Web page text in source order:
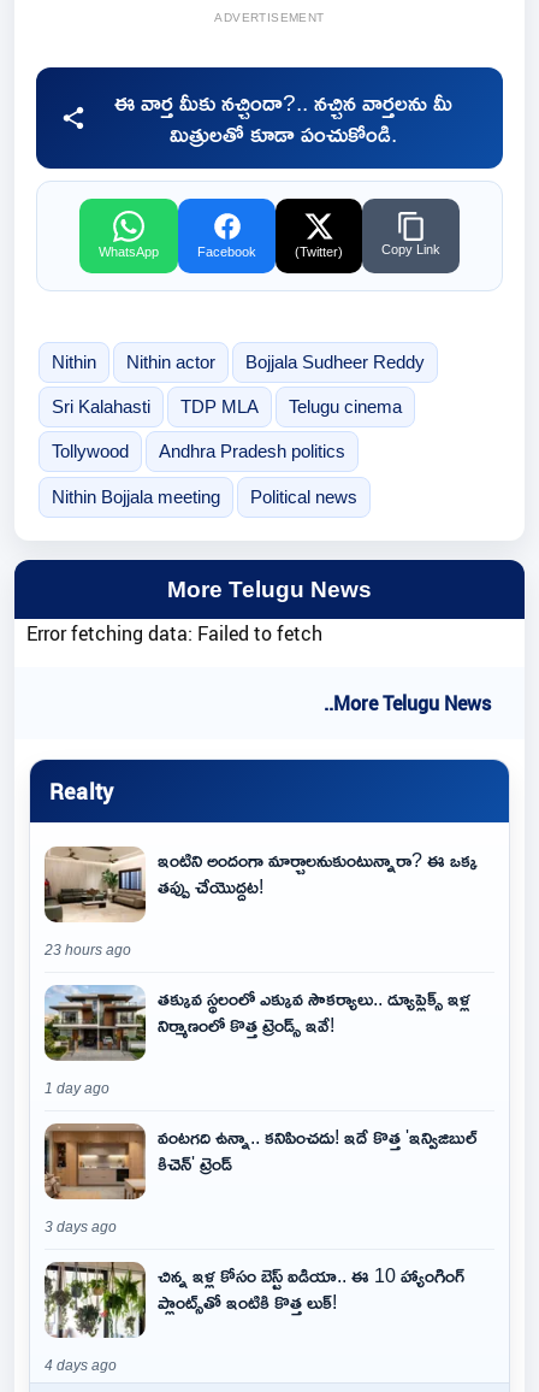
ADVERTISEMENT
ఈ వార్త మీకు నచ్చిందా?.. నచ్చిన వార్తలను మీ
మిత్రులతో కూడా పంచుకోండి.
WhatsApp Facebook (Twitter) Copy Link
Nithin Nithin actor Bojjala Sudheer Reddy
Sri Kalahasti TDP MLA Telugu cinema
Tollywood Andhra Pradesh politics
Nithin Bojjala meeting Political news
More Telugu News
Error fetching data: Failed to fetch
..More Telugu News
Realty
ఇంటిని అందంగా మార్చాలనుకుంటున్నారా? ఈ ఒక్క
తప్పు చేయొద్దట!
23 hours ago
తక్కువ స్థలంలో ఎక్కువ సౌకర్యాలు.. డ్యూప్లెక్స్ ఇళ్ల
నిర్మాణంలో కొత్త ట్రెండ్స్ ఇవే!
1 day ago
వంటగది ఉన్నా.. కనిపించదు! ఇదే కొత్త 'ఇన్విజిబుల్
కిచెన్' ట్రెండ్
3 days ago
చిన్న ఇళ్ల కోసం బెస్ట్ ఐడియా.. ఈ 10 హ్యాంగింగ్
ప్లాంట్స్‌తో ఇంటికి కొత్త లుక్!
4 days ago